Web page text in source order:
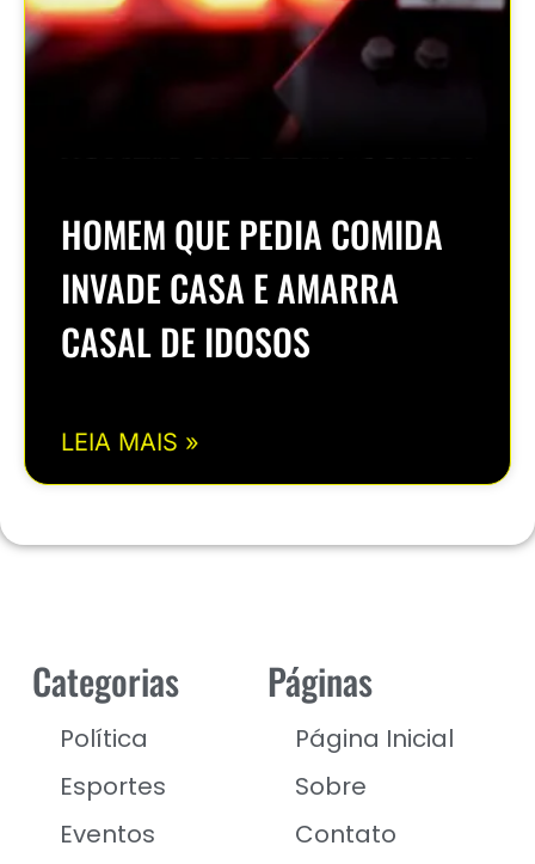
HOMEM QUE PEDIA COMIDA
INVADE CASA E AMARRA
CASAL DE IDOSOS
LEIA MAIS »
Categorias
Política
Esportes
Eventos
Páginas
Página Inicial
Sobre
Contato